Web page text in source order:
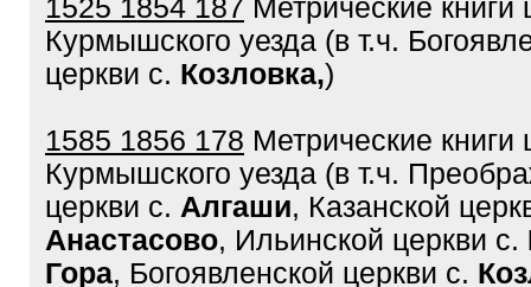
1525 1854 187 Метрические книги
Курмышского уезда (в т.ч.
церкви с. Козловка,)
1585 1856 178 Метрические книги
Курмышского уезда (в т.ч.
церкви с. Алгаши, Казанской
Анастасово, Ильинской церкви с.
Гора, Богоявленской церкви с.